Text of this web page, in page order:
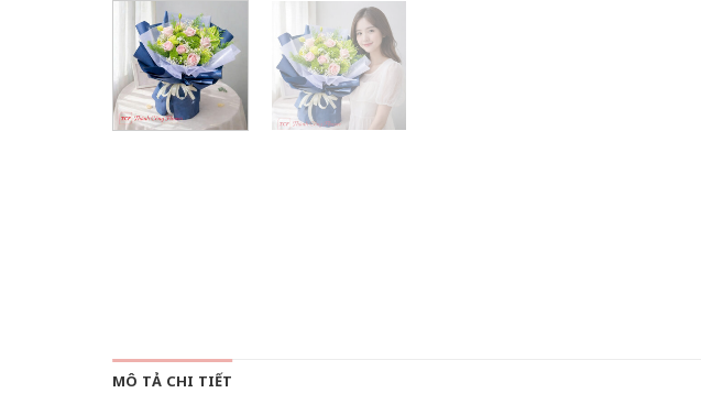
MÔ TẢ CHI TIẾT